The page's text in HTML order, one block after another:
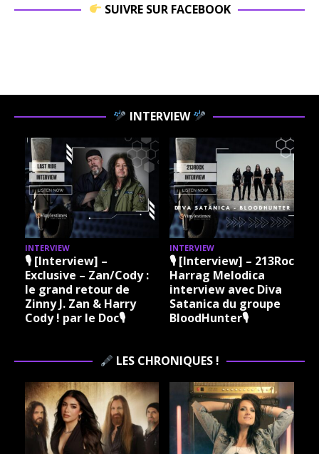
SUIVRE SUR FACEBOOK
INTERVIEW
INTERVIEW
🎙 [Interview] –
Exclusive – Zan/Cody :
le grand retour de
Zinny J. Zan & Harry
Cody ! par le Doc🎙
INTERVIEW
🎙 [Interview] – 213Rock
Harrag Melodica
interview avec Diva
Satanica du groupe
BloodHunter🎙
LES CHRONIQUES !